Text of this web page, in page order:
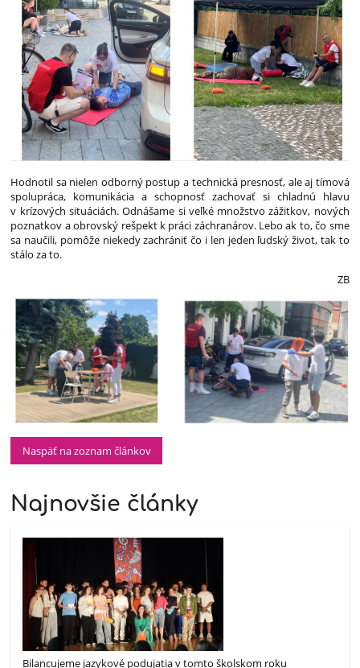
Hodnotil sa nielen odborný postup a technická presnosť, ale aj tímová
spolupráca, komunikácia a schopnosť zachovať si chladnú hlavu
v krízových situáciách. Odnášame si veľké množstvo zážitkov, nových
poznatkov a obrovský rešpekt k práci záchranárov. Lebo ak to, čo sme
sa naučili, pomôže niekedy zachrániť čo i len jeden ľudský život, tak to
stálo za to.
ZB
Naspäť na zoznam článkov
Najnovšie články
Bilancujeme jazykové podujatia v tomto školskom roku